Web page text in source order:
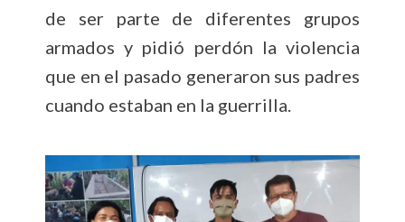
de ser parte de diferentes grupos
armados y pidió perdón la violencia
que en el pasado generaron sus padres
cuando estaban en la guerrilla.